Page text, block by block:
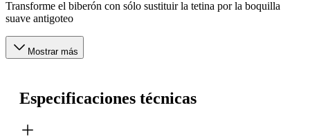
Transforme el biberón con sólo sustituir la tetina por la boquilla
suave antigoteo
Mostrar más
Especificaciones técnicas